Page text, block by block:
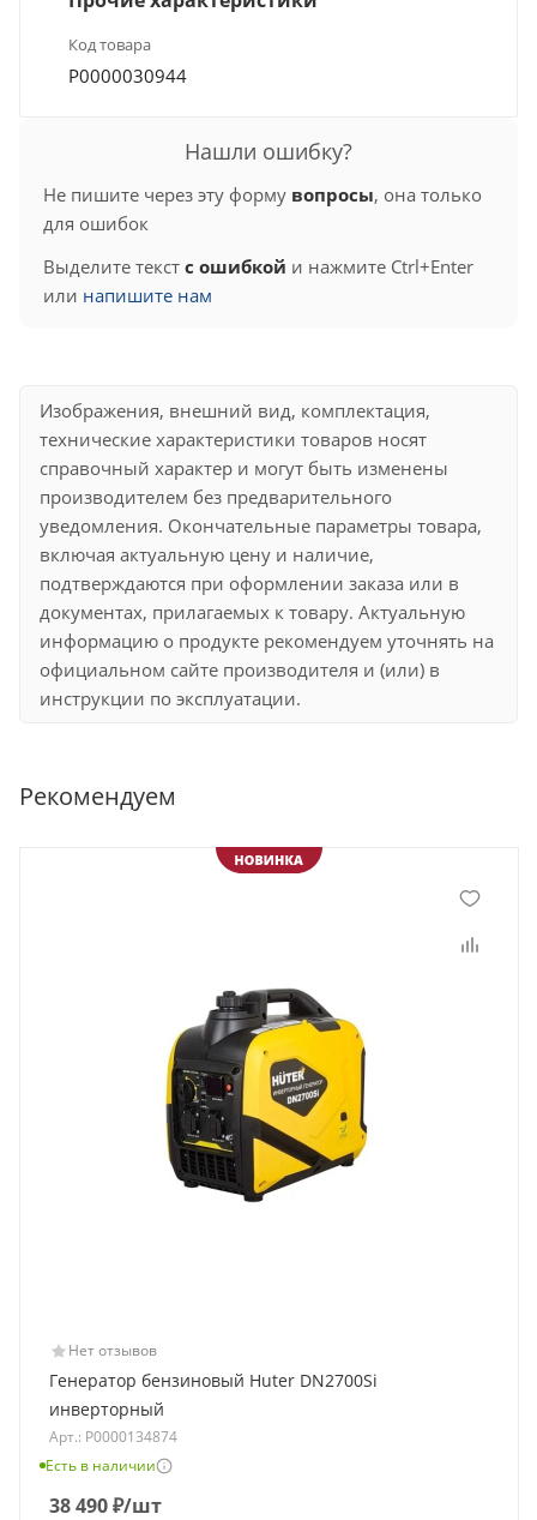
Код товара
Р0000030944
Нашли ошибку?
Не пишите через эту форму вопросы, она только
для ошибок
Выделите текст с ошибкой и нажмите Ctrl+Enter
или напишите нам
Изображения, внешний вид, комплектация,
технические характеристики товаров носят
справочный характер и могут быть изменены
производителем без предварительного
уведомления. Окончательные параметры товара,
включая актуальную цену и наличие,
подтверждаются при оформлении заказа или в
документах, прилагаемых к товару. Актуальную
информацию о продукте рекомендуем уточнять на
официальном сайте производителя и (или) в
инструкции по эксплуатации.
Рекомендуем
Нет отзывов
Генератор бензиновый Huter DN2700Si
инверторный
Арт.: Р0000134874
Есть в наличии
38 490₽/шт